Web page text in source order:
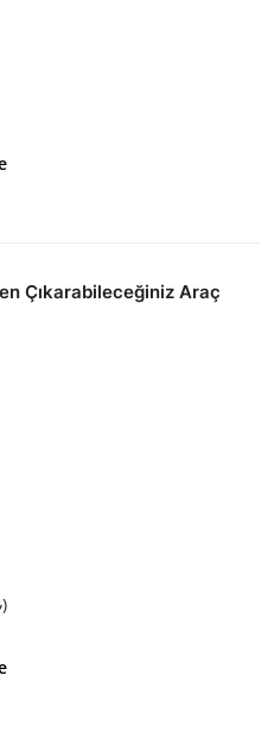
Çıkarabileceğiniz Araç